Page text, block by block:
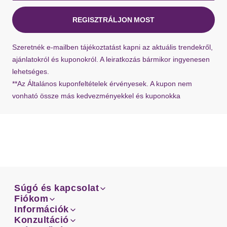
bármikor kérhet újat ügyfélszolgálatunktól.
REGISZTRÁLJON MOST
Szeretnék e-mailben tájékoztatást kapni az aktuális trendekről,
ajánlatokról és kuponokról. A leiratkozás bármikor ingyenesen
lehetséges.
**Az Általános kuponfeltételek érvényesek. A kupon nem
vonható össze más kedvezményekkel és kuponokka
Súgó és kapcsolat
Email
Facebook
Súgó és kapcsolat
Email
Fiókom
Rendeléseid
Fiókom
Információk
Szállítás
Információk
Konzultáció